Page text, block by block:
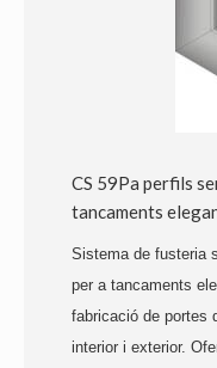
CS 59Pa perfils
tancaments
Sistema de fusteria
per a tancaments
fabricació de portes
interior i exterior.